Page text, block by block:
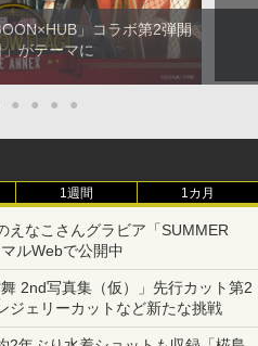
」コラボ第2弾開
がテーマに
● ● ● ●
1週間 1カ月
えなこさんグラビア「SUMMER
ルWebで公開中
2nd写真集（仮）」先行カット第2
ジェリーカットなど新たな挑戦